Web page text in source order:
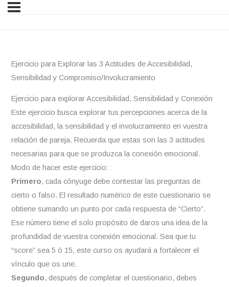
Ejercicio para Explorar las 3 Actitudes de Accesibilidad,
Sensibilidad y Compromiso/Involucramiento
Ejercicio para explorar Accesibilidad, Sensibilidad y Conexión
Este ejercicio busca explorar tus percepciones acerca de la
accesibilidad, la sensibilidad y el involucramiento en vuestra
relación de pareja. Recuerda que estas son las 3 actitudes
necesarias para que se produzca la conexión emocional.
Modo de hacer este ejercicio:
Primero, cada cónyuge debe contestar las preguntas de
cierto o falso. El resultado numérico de este cuestionario se
obtiene sumando un punto por cada respuesta de “Cierto”.
Ese número tiene el solo propósito de daros una idea de la
profundidad de vuestra conexión emocional. Sea que tu
“score” sea 5 ó 15, este curso os ayudará a fortalecer el
vínculo que os une.
Segundo, después de completar el cuestionario, debes